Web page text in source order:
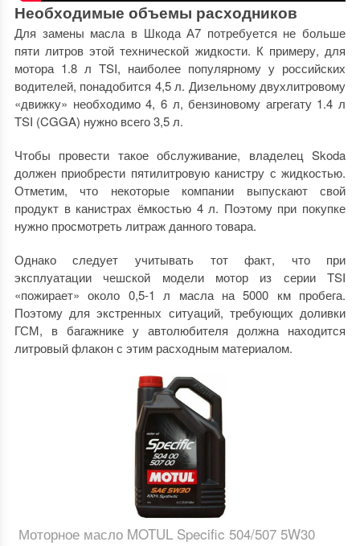
Необходимые объемы расходников
Для замены масла в Шкода А7 потребуется не больше
пяти литров этой технической жидкости. К примеру, для
мотора 1.8 л TSI, наиболее популярному у российских
водителей, понадобится 4,5 л. Дизельному двухлитровому
«движку» необходимо 4, 6 л, бензиновому агрегату 1.4 л
TSI (CGGA) нужно всего 3,5 л.
Чтобы провести такое обслуживание, владелец Skoda
должен приобрести пятилитровую канистру с жидкостью.
Отметим, что некоторые компании выпускают свой
продукт в канистрах ёмкостью 4 л. Поэтому при покупке
нужно просмотреть литраж данного товара.
Однако следует учитывать тот факт, что при
эксплуатации чешской модели мотор из серии TSI
«пожирает» около 0,5-1 л масла на 5000 км пробега.
Поэтому для экстренных ситуаций, требующих доливки
ГСМ, в багажнике у автолюбителя должна находится
литровый флакон с этим расходным материалом.
Моторное масло MOTUL Specific 504/507 5W30